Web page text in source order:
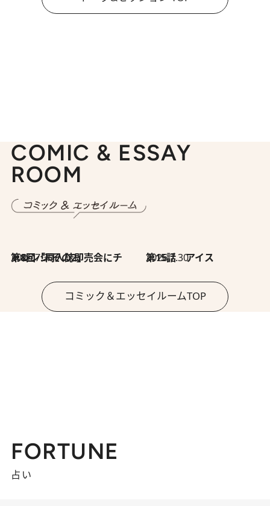
COMIC & ESSAY
ROOM
2026.7.30
第8回「同人誌即売会にチャレンジ その2」 2026.7.30
第15話 アイス
コミック＆エッセイルームTOP
FORTUNE
占い